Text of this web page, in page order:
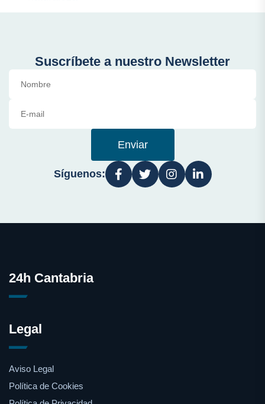
Suscríbete a nuestro Newsletter
Enviar
Síguenos:
24h Cantabria
Legal
Aviso Legal
Política de Cookies